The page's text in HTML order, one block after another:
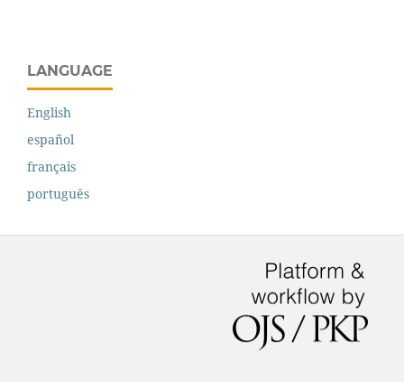
LANGUAGE
English
español
français
português